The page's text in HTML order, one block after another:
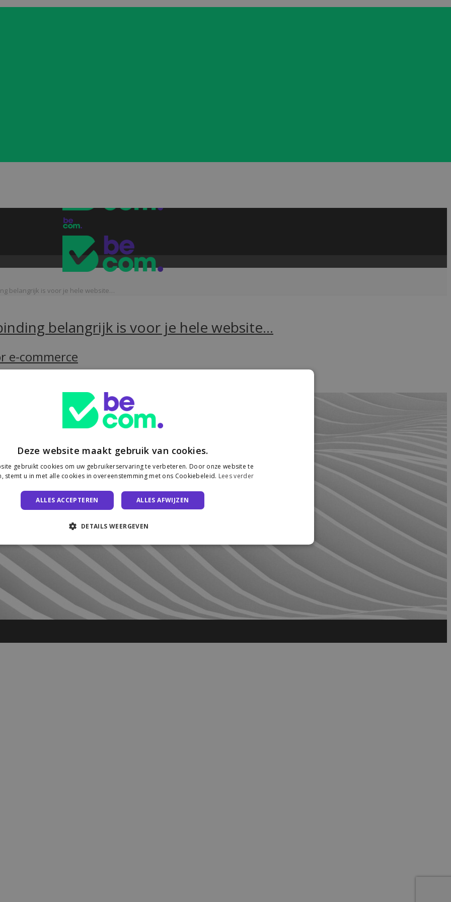
belangrijk is voor je hele website…
belangrijk is voor je hele website…
e-commerce
Europese heffing van €3 op pakjes onder €150 uit niet-EU-landen....
Deze website maakt gebruik van cookies.
gebruikt cookies om uw gebruikerservaring te verbeteren. Door onze website te
stemt u in met alle cookies in overeenstemming met ons Cookiebeleid. Lees verder
ALLES ACCEPTEREN ALLES AFWIJZEN
DETAILS WEERGEVEN